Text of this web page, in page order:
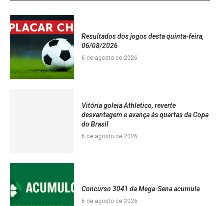
Resultados dos jogos desta quinta-feira,
06/08/2026
6 de agosto de 2026
Vitória goleia Athletico, reverte
desvantagem e avança às quartas da Copa
do Brasil
6 de agosto de 2026
Concurso 3041 da Mega-Sena acumula
6 de agosto de 2026